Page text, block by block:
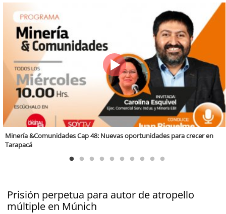
Valparaíso Región Sostenible Cap. 83: Calidad, ética y sostenibilidad
Prisión perpetua para autor de atropello
múltiple en Múnich